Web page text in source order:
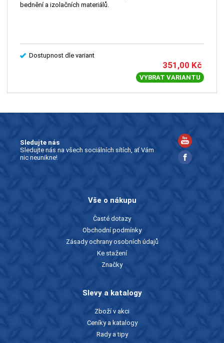
bednění a izolačních materiálů.
Dostupnost dle variant
351,00 Kč
VYBRAT VARIANTU
Sledujte nás
Sledujte nás na všech sociálních sítích, ať Vám
nic neunikne!
Vše o nákupu
Časté dotazy
Obchodní podmínky
Zásady ochrany osobních údajů
Ke stažení
Značky
Slevy a katalogy
Zboží v akci
Ceníky a katalogy
Rady a tipy